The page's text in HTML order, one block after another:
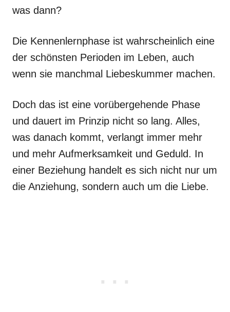
was dann?
Die Kennenlernphase ist wahrscheinlich eine
der schönsten Perioden im Leben, auch
wenn sie manchmal Liebeskummer machen.
Doch das ist eine vorübergehende Phase
und dauert im Prinzip nicht so lang. Alles,
was danach kommt, verlangt immer mehr
und mehr Aufmerksamkeit und Geduld. In
einer Beziehung handelt es sich nicht nur um
die Anziehung, sondern auch um die Liebe.